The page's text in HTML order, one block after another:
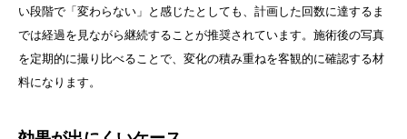
い段階で「変わらない」と感じたとしても、計画した回数に達するま
では経過を見ながら継続することが推奨されています。施術後の写真
を定期的に撮り比べることで、変化の積み重ねを客観的に確認する材
料になります。